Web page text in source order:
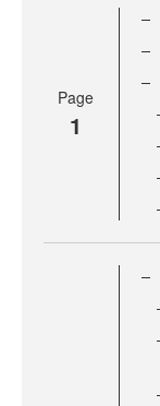
Page
1